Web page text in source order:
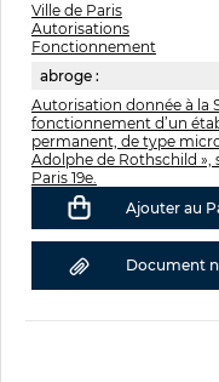
Ville de Paris
Autorisations
Fonctionnement
abroge :
Autorisation donnée à la
fonctionnement d’un
permanent, de type
Adolphe de Rothschild »,
Paris 19e.
Ajouter au
Document